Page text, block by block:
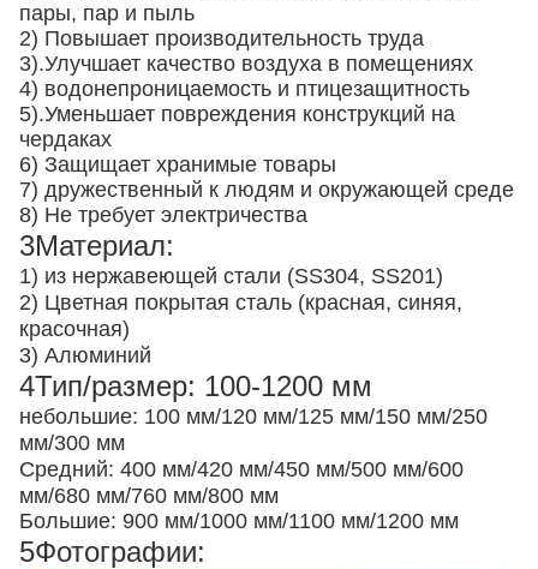
пары, пар и пыль
2) Повышает производительность труда
3).Улучшает качество воздуха в помещениях
4) водонепроницаемость и птицезащитность
5).Уменьшает повреждения конструкций на
чердаках
6) Защищает хранимые товары
7) дружественный к людям и окружающей среде
8) Не требует электричества
3Материал:
1) из нержавеющей стали (SS304, SS201)
2) Цветная покрытая сталь (красная, синяя,
красочная)
3) Алюминий
4Тип/размер: 100-1200 мм
небольшие: 100 мм/120 мм/125 мм/150 мм/250
мм/300 мм
Средний: 400 мм/420 мм/450 мм/500 мм/600
мм/680 мм/760 мм/800 мм
Большие: 900 мм/1000 мм/1100 мм/1200 мм
5Фотографии: